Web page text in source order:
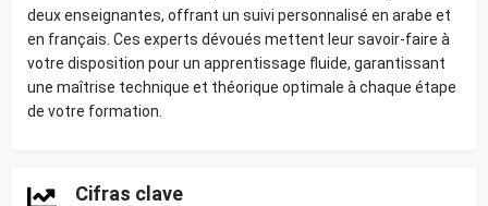
deux enseignantes, offrant un suivi personnalisé en arabe et
en français. Ces experts dévoués mettent leur savoir-faire à
votre disposition pour un apprentissage fluide, garantissant
une maîtrise technique et théorique optimale à chaque étape
de votre formation.
Cifras clave